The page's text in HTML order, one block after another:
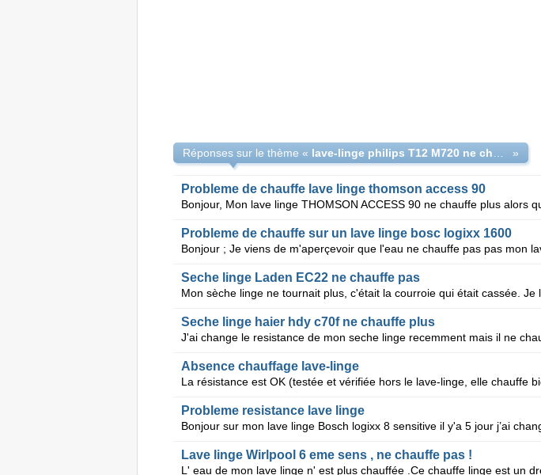
Réponses sur le thème « »
Probleme de chauffe lave linge thomson access 90
Probleme de chauffe sur un lave linge bosc logixx 1600
Seche linge Laden EC22 ne chauffe pas
Seche linge haier hdy c70f ne chauffe plus
Absence chauffage lave-linge
Probleme resistance lave linge
Lave linge Wirlpool 6 eme sens , ne chauffe pas !